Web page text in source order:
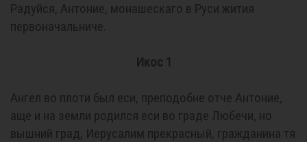
Радуйся, Антоние, монашескаго в Руси жития
первоначальниче.
Икос 1
Ангел во плоти был еси, преподобне отче Антоние,
aще и на земли родился еси во граде Любечи, но
вышний град, Иерусалим прекрасный, гражданина тя